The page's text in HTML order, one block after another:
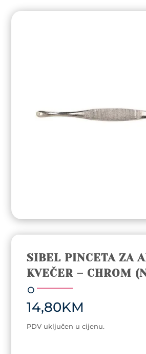
SIBEL PINCETA ZA
KVEČER – CHROM
14,80KM
PDV uključen u cijenu.